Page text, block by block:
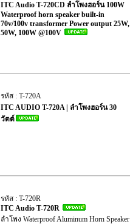
ITC Audio T-720CD ลำโพงฮอร์น 100W
Waterproof horn speaker built-in
70v/100v transformer Power output 25W,
50W, 100W @100V
รหัส : T-720A
ITC AUDIO T-720A | ลำโพงฮอร์น 30
วัตต์
รหัส : T-720R
ITC Audio T-720R
ลำโพง Waterproof Aluminum Horn Speaker